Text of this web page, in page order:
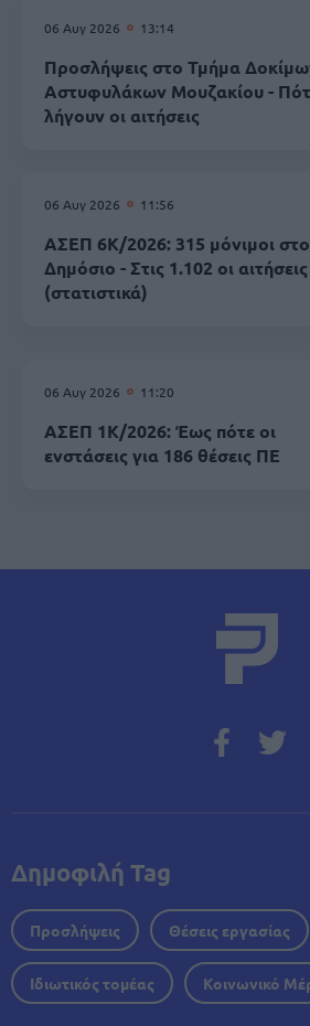
06 Αυγ 2026 13:14
Προσλήψεις στο Τμήμα
Αστυφυλάκων Mουζακίου -
λήγουν οι αιτήσεις
06 Αυγ 2026 11:56
ΑΣΕΠ 6Κ/2026: 315 μόνιμοι στο
Δημόσιο - Στις 1.102 οι αιτήσεις
(στατιστικά)
06 Αυγ 2026 11:20
ΑΣΕΠ 1Κ/2026: Έως πότε οι
ενστάσεις για 186 θέσεις ΠΕ
Δημοφιλή Tag
Προσλήψεις Θέσεις εργασίας
Ιδιωτικός τομέας Κοινωνικό